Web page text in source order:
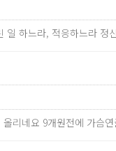
일 하느라, 적응하느라
리네요 9개원전에 가슴